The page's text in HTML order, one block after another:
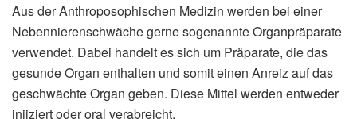
Aus der Anthroposophischen Medizin werden bei einer
Nebennierenschwäche gerne sogenannte Organpräparate
verwendet. Dabei handelt es sich um Präparate, die das
gesunde Organ enthalten und somit einen Anreiz auf das
geschwächte Organ geben. Diese Mittel werden entweder
injiziert oder oral verabreicht.